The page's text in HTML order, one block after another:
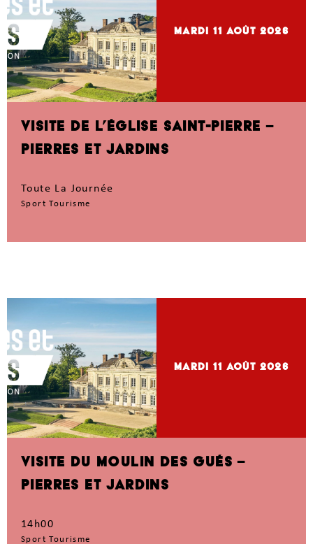
mardi 11 Août 2026
VISITE DE L’ÉGLISE SAINT-PIERRE –
PIERRES ET JARDINS
Toute La Journée
Sport Tourisme
mardi 11 Août 2026
VISITE DU MOULIN DES GUÉS –
PIERRES ET JARDINS
14h00
Sport Tourisme